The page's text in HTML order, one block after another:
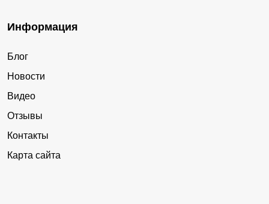
Информация
Блог
Новости
Видео
Отзывы
Контакты
Карта сайта